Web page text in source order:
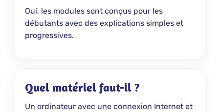
Oui, les modules sont conçus pour les
débutants avec des explications simples et
progressives.
Quel matériel faut-il ?
Un ordinateur avec une connexion Internet et